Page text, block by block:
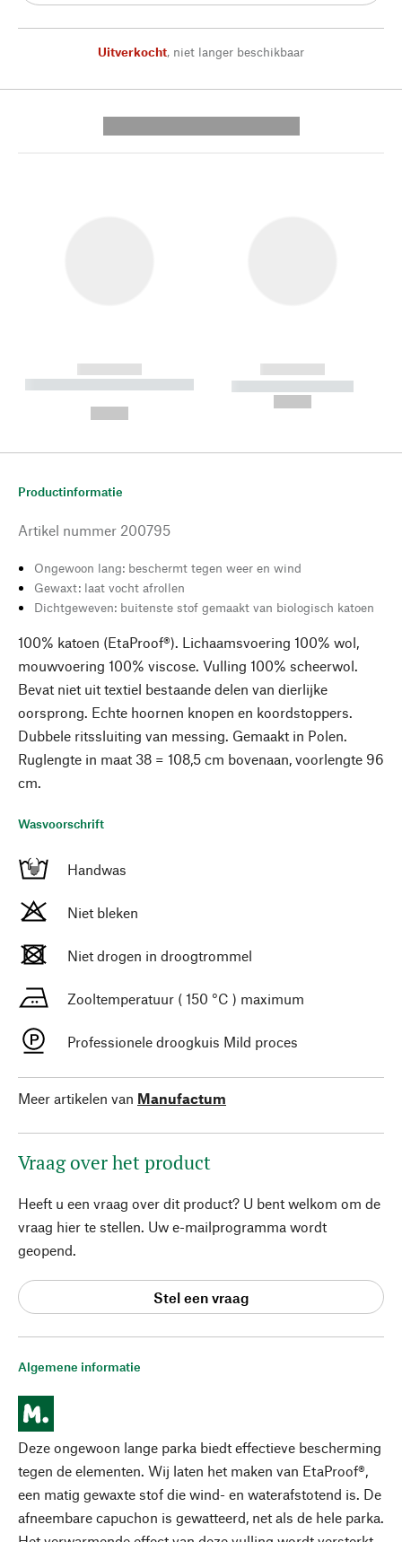
Uitverkocht, niet langer beschikbaar
------------
----------- ----------- --------
------------
----------- -----------
Algemene informatie
Deze ongewoon lange parka biedt effectieve bescherming
tegen de elementen. Wij laten het maken van EtaProof®,
een matig gewaxte stof die wind- en waterafstotend is. De
afneembare capuchon is gewatteerd, net als de hele parka.
Productinformatie
Artikel nummer 200795
Ongewoon lang: beschermt tegen weer en wind
Gewaxt: laat vocht afrollen
Dichtgeweven: buitenste stof gemaakt van biologisch katoen
100% katoen (EtaProof®). Lichaamsvoering 100% wol,
mouwvoering 100% viscose. Vulling 100% scheerwol.
Bevat niet uit textiel bestaande delen van dierlijke
oorsprong. Echte hoornen knopen en koordstoppers.
Dubbele ritssluiting van messing. Gemaakt in Polen.
Ruglengte in maat 38 = 108,5 cm bovenaan, voorlengte 96
cm.
Wasvoorschrift
Handwas
Niet bleken
Niet drogen in droogtrommel
Zooltemperatuur ( 150 °C ) maximum
Professionele droogkuis Mild proces
Meer artikelen van Manufactum
Vraag over het product
Heeft u een vraag over dit product? U bent welkom om de
vraag hier te stellen. Uw e-mailprogramma wordt
geopend.
Stel een vraag